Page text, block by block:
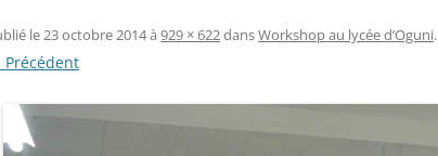
le23 octobre 2014à 929 × 622dansWorkshop au lycée d’Oguni.